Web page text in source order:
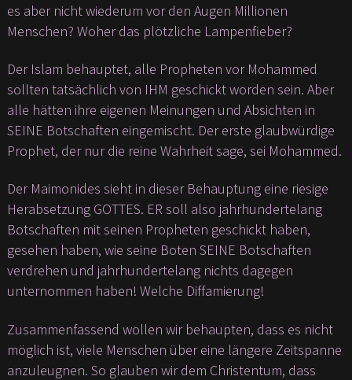
es aber nicht wiederum vor den Augen Millionen
Menschen? Woher das plötzliche Lampenfieber?
Der Islam behauptet, alle Propheten vor Mohammed
sollten tatsächlich von IHM geschickt worden sein. Aber
alle hätten ihre eigenen Meinungen und Absichten in
SEINE Botschaften eingemischt. Der erste glaubwürdige
Prophet, der nur die reine Wahrheit sage, sei Mohammed.
Der Maimonides sieht in dieser Behauptung eine riesige
Herabsetzung GOTTES. ER soll also jahrhundertelang
Botschaften mit seinen Propheten geschickt haben,
gesehen haben, wie seine Boten SEINE Botschaften
verdrehen und jahrhundertelang nichts dagegen
unternommen haben! Welche Diffamierung!
Zusammenfassend wollen wir behaupten, dass es nicht
möglich ist, viele Menschen über eine längere Zeitspanne
anzuleugnen. So glauben wir dem Christentum, dass